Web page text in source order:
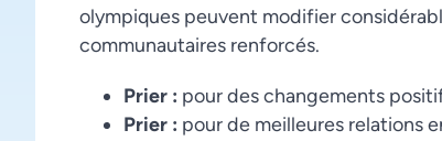
olympiques peuvent modifier
communautaires renforcés.
Prier : pour des changements
Prier : pour de meilleures relations